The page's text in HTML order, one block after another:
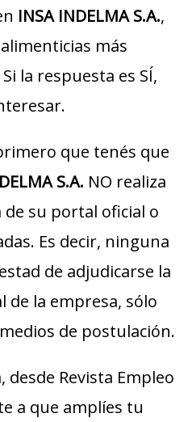
INSA INDELMA S.A.,
más
la respuesta es SÍ,
que tenés que
S.A. NO realiza
su portal oficial o
Es decir, ninguna
de adjudicarse la
de la empresa, sólo
de postulación.
desde Revista Empleo
a que amplíes tu